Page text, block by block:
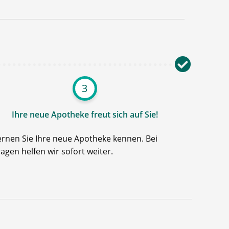
3
Ihre neue Apotheke freut sich auf Sie!
Sie Ihre neue Apotheke kennen. Bei
helfen wir sofort weiter.